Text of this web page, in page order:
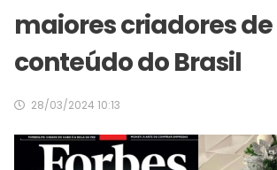
maiores criadores de
conteúdo do Brasil
28/03/2024 10:13